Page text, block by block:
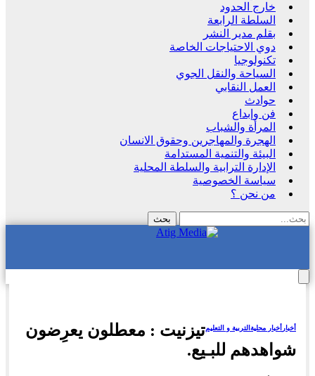
خارج الحدود
السلطة الرابعة
بقلم مدير النشر
دوي الاحتياجات الخاصة
تكنولوجيا
السياحة والنقل الجوي
العمل النقابي
حوادث
فن وإبداع
المرأة والشباب
الهجرة والمهاجرين وحقوق الانسان
البيئة والتنمية المستدامة
الإدارة الترابية والسلطة المحلية
سياسة الخصوصية
من نحن ؟
أخبار أخبار محلية التربية و التعليمتيزنيت : معطلون يعرِضون
شواهدهم للبـيع.